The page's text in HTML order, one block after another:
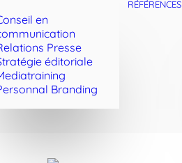
en
Presse
éditoriale
Branding
RÉFÉRENCES